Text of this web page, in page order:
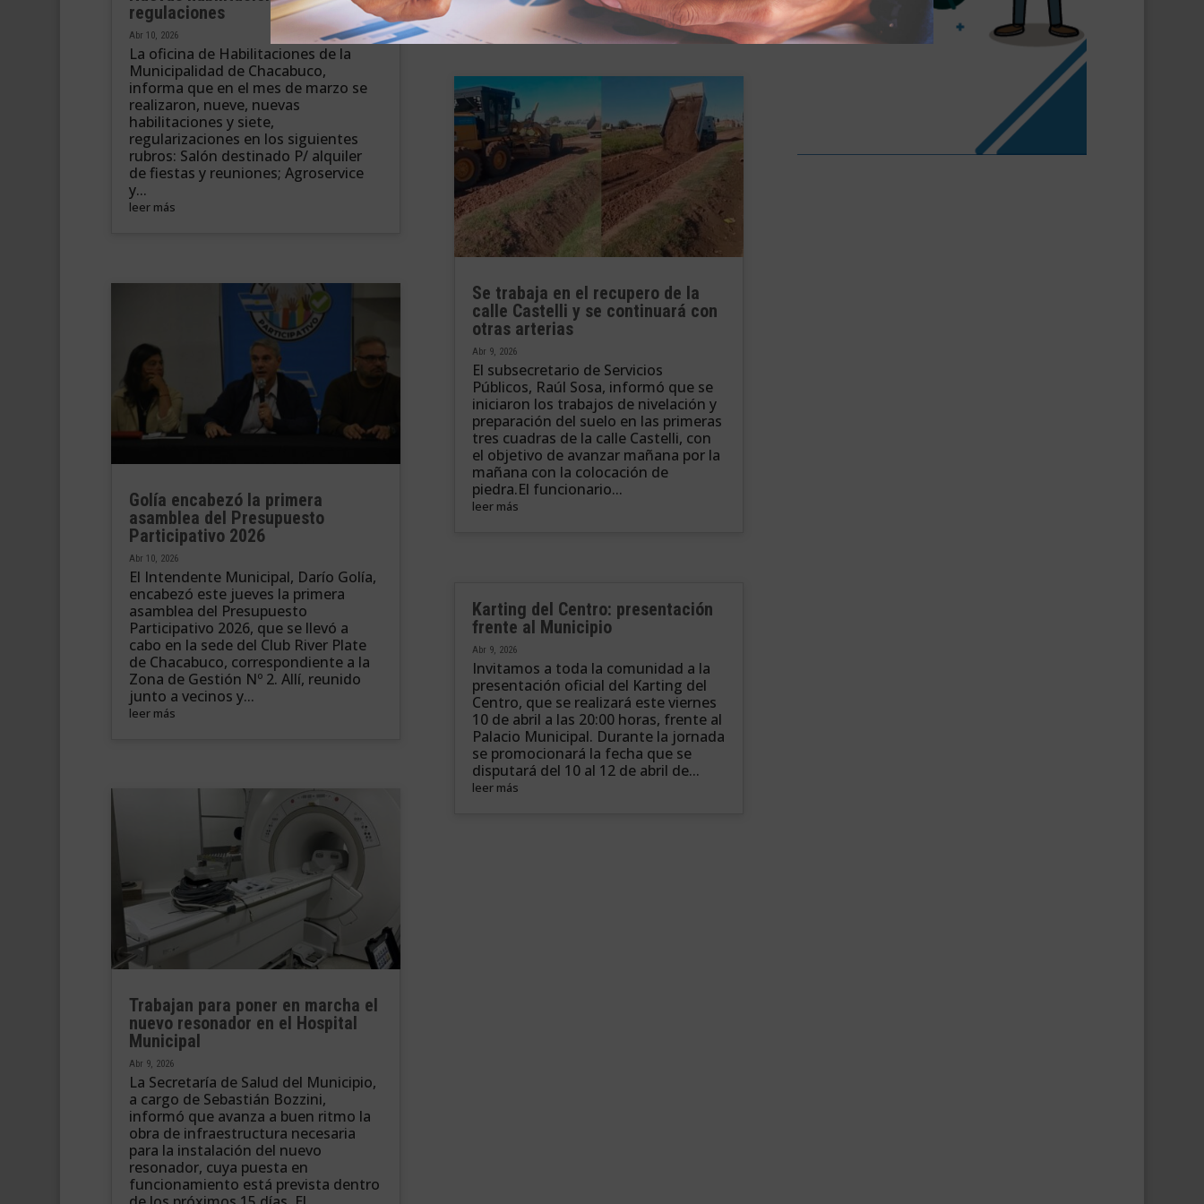
regulaciones
Abr 10, 2026
La oficina de Habilitaciones de la
Municipalidad de Chacabuco,
informa que en el mes de marzo se
realizaron, nueve, nuevas
habilitaciones y siete,
regularizaciones en los siguientes
rubros: Salón destinado P/ alquiler
de fiestas y reuniones; Agroservice
y...
leer más
Golía encabezó la primera
asamblea del Presupuesto
Participativo 2026
Abr 10, 2026
El Intendente Municipal, Darío Golía,
encabezó este jueves la primera
asamblea del Presupuesto
Participativo 2026, que se llevó a
cabo en la sede del Club River Plate
de Chacabuco, correspondiente a la
Zona de Gestión Nº 2. Allí, reunido
junto a vecinos y...
leer más
Trabajan para poner en marcha el
nuevo resonador en el Hospital
Municipal
Abr 9, 2026
La Secretaría de Salud del Municipio,
a cargo de Sebastián Bozzini,
informó que avanza a buen ritmo la
obra de infraestructura necesaria
para la instalación del nuevo
resonador, cuya puesta en
funcionamiento está prevista dentro
Se trabaja en el recupero de la
calle Castelli y se continuará con
otras arterias
Abr 9, 2026
El subsecretario de Servicios
Públicos, Raúl Sosa, informó que se
iniciaron los trabajos de nivelación y
preparación del suelo en las primeras
tres cuadras de la calle Castelli, con
el objetivo de avanzar mañana por la
mañana con la colocación de
piedra.El funcionario...
leer más
Karting del Centro: presentación
frente al Municipio
Abr 9, 2026
Invitamos a toda la comunidad a la
presentación oficial del Karting del
Centro, que se realizará este viernes
10 de abril a las 20:00 horas, frente al
Palacio Municipal. Durante la jornada
se promocionará la fecha que se
disputará del 10 al 12 de abril de...
leer más